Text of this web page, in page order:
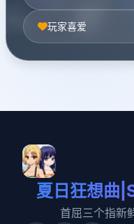
玩家喜爱
夏日狂想曲
首屈三个指新